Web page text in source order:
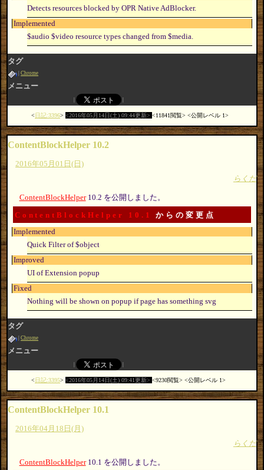
Detects resources blocked by OPR Native AdBlocker.
Implemented
$audio $video resource types changed from $media.
タグ
Chrome
メニュー
日記:3396 2016年05月14日(土) 09:44更新 11841閲覧 公開レベル 1
ContentBlockHelper 10.2
2016年05月01日(日)
らくだ
ContentBlockHelper10.2 を公開しました。
ContentBlockHelper 10.1
からの変更点
Implemented
Quick Filter of $object
Improved
UI of Extension popup
Fixed
Nothing will be shown on popup if page has something svg
タグ
Chrome
メニュー
日記:3395 2016年05月14日(土) 09:41更新 9230閲覧 公開レベル 1
ContentBlockHelper 10.1
2016年04月18日(月)
らくだ
ContentBlockHelper10.1 を公開しました。